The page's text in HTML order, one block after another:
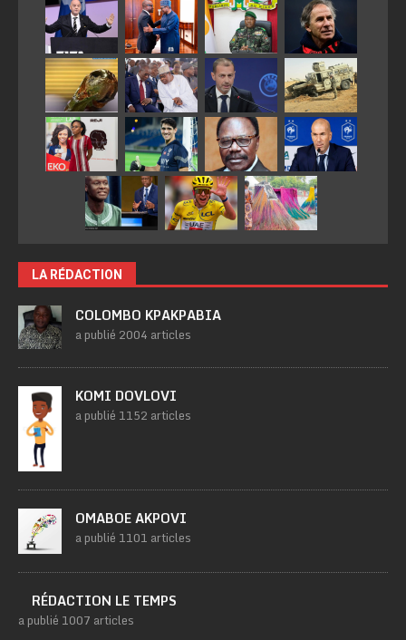
LA RÉDACTION
COLOMBO KPAKPABIA
a publié 2004 articles
KOMI DOVLOVI
a publié 1152 articles
OMABOE AKPOVI
a publié 1101 articles
RÉDACTION LE TEMPS
a publié 1007 articles